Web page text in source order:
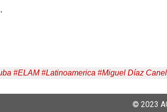
#ELAM#Latinoamerica #Miguel Díaz Canel
© 2023